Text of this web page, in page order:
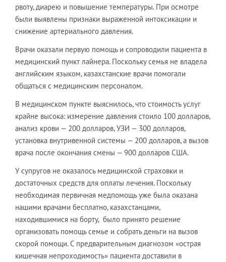
рвоту, диарею и повышение температуры. При осмотре
были выявлены признаки выраженной интоксикации и
снижение артериального давления.
Врачи оказали первую помощь и сопроводили пациента в
медицинский пункт лайнера. Поскольку семья не владела
английским языком, казахстанские врачи помогали
общаться с медицинским персоналом.
В медицинском пункте выяснилось, что стоимость услуг
крайне высока: измерение давления стоило 100 долларов,
анализ крови — 200 долларов, УЗИ — 300 долларов,
установка внутривенной системы — 200 долларов, а вызов
врача после окончания смены — 900 долларов США.
У супругов не оказалось медицинской страховки и
достаточных средств для оплаты лечения. Поскольку
необходимая первичная медпомощь уже была оказана
нашими врачами бесплатно, казахстанцами,
находившимися на борту, было принято решение
организовать помощь семье и собрать деньги на вызов
скорой помощи. С предварительным диагнозом «острая
кишечная непроходимость» пациента доставили в